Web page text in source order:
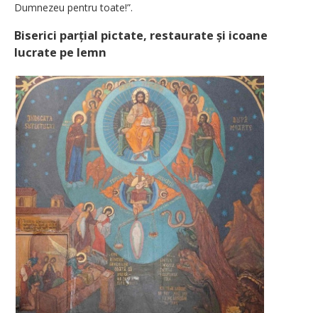
Dumnezeu pentru toate!”.
Biserici parțial pictate, restaurate și icoane
lucrate pe lemn